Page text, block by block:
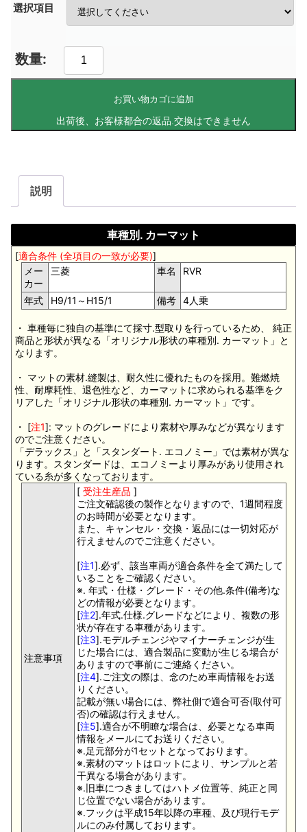
選択項目
お買い物カゴに追加
説明
車種別. カーマット
[適合条件 (全項目の一致が必要)]
メー
カー
三菱 車名 RVR
年式 H9/11～H15/1 備考 4人乗
・ 車種毎に独自の基準にて採寸.型取りを行っているため、 純正
商品と形状が異なる「オリジナル形状の車種別. カーマット」と
なります。
・ マットの素材.縫製は、耐久性に優れたものを採用。難燃焼
性、耐摩耗性、退色性など、カーマットに求められる基準をク
リアした「オリジナル形状の車種別. カーマット」です。
・ [注1]: マットのグレードにより素材や厚みなどが異なります
のでご注意ください。
「デラックス」と「スタンダート. エコノミー」では素材が異な
ります。スタンダードは、エコノミーより厚みがあり使用され
ている糸が多くなっております。
注意事項
[ 受注生産品 ]
ご注文確認後の製作となりますので、1週間程度
のお時間が必要となります。
また、キャンセル・交換・返品には一切対応が
行えませんのでご注意ください。
[注1].必ず、該当車両が適合条件を全て満たして
いることをご確認ください。
※. 年式・仕様・グレード・その他.条件(備考)な
どの情報が必要となります。
[注2].年式.仕様.グレードなどにより、複数の形
状が存在する車種があります。
[注3].モデルチェンジやマイナーチェンジが生
じた場合には、適合製品に変動が生じる場合が
ありますので事前にご連絡ください。
[注4].ご注文の際は、念のため車両情報をお送
りください。
記載が無い場合には、弊社側で適合可否(取付可
否)の確認は行えません。
[注5].適合が不明瞭な場合は、必要となる車両
情報をメールにてお送りください。
※.足元部分が1セットとなっております。
※.素材のマットはロットにより、サンプルと若
干異なる場合があります。
※.旧車につきましてはハトメ位置等、純正と同
じ位置でない場合があります。
※.フックは平成15年以降の車種、及び現行モデ
ルにのみ付属しております。